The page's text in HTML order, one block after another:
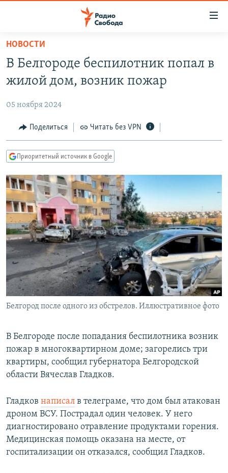
упрощенного
доступа
Вернуться
основному
Вернутся
главной
навигации
Вернутся
поиску
ПОДКАСТЫ
ЦИТАТЫ СВОБОДЫ
МНЕНИЯ
IDEL.РЕАЛИИ
КАВКАЗ.РЕАЛИИ
СЕВЕР.РЕАЛИИ
СИБИРЬ.РЕАЛИИ
РАСПИСАНИЕ ВЕЩАНИЯ
ПОДПИШИТЕСЬ НА РАССЫЛКУ
СОЦИАЛЬНЫЕ СЕТИ
Все сайты РСЕ/РС
НОВОСТИ
В Белгороде беспилотник попал в
жилой дом, возник пожар
05 ноября 2024
Поделиться Читать без VPN
Приоритетный источник в Google
Белгород после одного из обстрелов. Иллюстративное фото
В Белгороде после попадания беспилотника возник
пожар в многоквартирном доме; загорелись три
квартиры, сообщил губернатора Белгородской
области Вячеслав Гладков.
Гладков написал в телеграме, что дом был атакован
дроном ВСУ. Пострадал один человек. У него
диагностировано отравление продуктами горения.
Медицинская помощь оказана на месте, от
госпитализации он отказался, сообщил Гладков.